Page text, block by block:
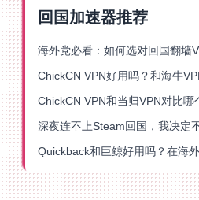
回国加速器推荐
深夜连不上Steam回国，我决定